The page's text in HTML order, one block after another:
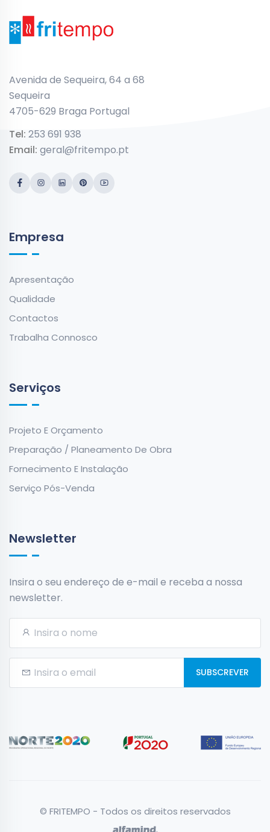
Avenida de Sequeira, 64 a 68
Sequeira
4705-629 Braga Portugal
Tel: 253 691 938
Email: geral@fritempo.pt
Empresa
Apresentação
Qualidade
Contactos
Trabalha Connosco
Serviços
Projeto E Orçamento
Preparação / Planeamento De Obra
Fornecimento E Instalação
Serviço Pós-Venda
Newsletter
Insira o seu endereço de e-mail e receba a nossa
newsletter.
SUBSCREVER
© FRITEMPO - Todos os direitos reservados